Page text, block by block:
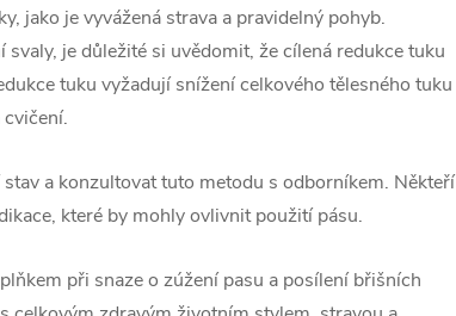
jako je vyvážená strava a pravidelný pohyb.
je důležité si uvědomit, že cílená redukce tuku
tuku vyžadují snížení celkového tělesného tuku
a konzultovat tuto metodu s odborníkem. Někteří
které by mohly ovlivnit použití pásu.
při snaze o zúžení pasu a posílení břišních